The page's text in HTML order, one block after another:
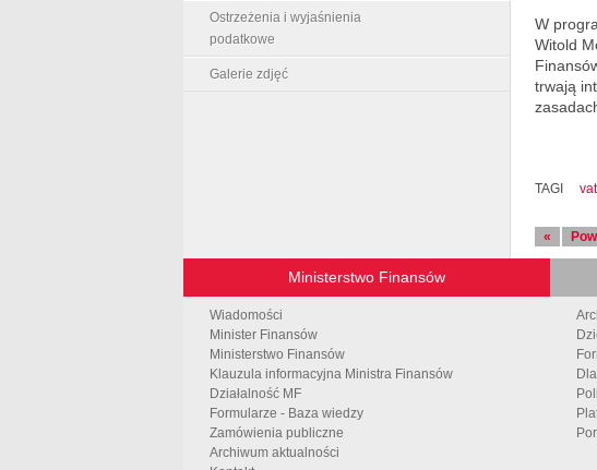
Ostrzeżenia i wyjaśnienia
podatkowe
Galerie zdjęć
W
Witold
trwają
TAGI vat
«
Ministerstwo Finansów
Wiadomości
Minister Finansów
Ministerstwo Finansów
Klauzula informacyjna Ministra Finansów
Działalność MF
Formularze - Baza wiedzy
Zamówienia publiczne
Archiwum aktualności